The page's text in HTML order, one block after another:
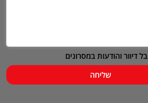
דיוור והודעות במסרונים
שליחה